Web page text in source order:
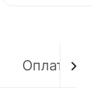
Оплата